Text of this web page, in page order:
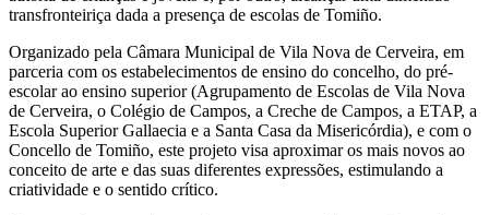
transfronteiriça dada a presença de escolas de Tomiño.
Organizado pela Câmara Municipal de Vila Nova de Cerveira, em
parceria com os estabelecimentos de ensino do concelho, do pré-
escolar ao ensino superior (Agrupamento de Escolas de Vila Nova
de Cerveira, o Colégio de Campos, a Creche de Campos, a ETAP, a
Escola Superior Gallaecia e a Santa Casa da Misericórdia), e com o
Concello de Tomiño, este projeto visa aproximar os mais novos ao
conceito de arte e das suas diferentes expressões, estimulando a
criatividade e o sentido crítico.